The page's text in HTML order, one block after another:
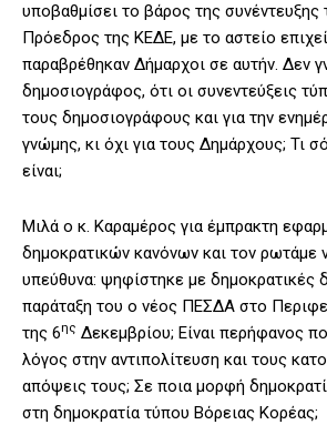
υποβαθμίσει το βάρος της
Πρόεδρος της ΚΕΔΕ, με το αστείο
παραβρέθηκαν Δήμαρχοι σε αυτήν. Δεν
δημοσιογράφος, ότι οι συνεντεύξεις
τους δημοσιογράφους και για την
γνώμης, κι όχι για τους Δημάρχους; Τι
είναι;
Μιλά ο κ. Καραμέρος για έμπρακτη
δημοκρατικών κανόνων και τον ρωτάμε
υπεύθυνα: ψηφίστηκε με δημοκρατικές
παράταξη του ο νέος ΠΕΣΔΑ στο
της 6ης Δεκεμβρίου; Είναι περήφανος
λόγος στην αντιπολίτευση και τους
απόψεις τους; Σε ποια μορφή
στη δημοκρατία τύπου Βόρειας Κορέας;